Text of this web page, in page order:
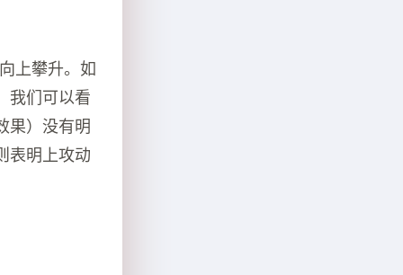
上攀升。如
我们可以看
果）没有明
表明上攻动